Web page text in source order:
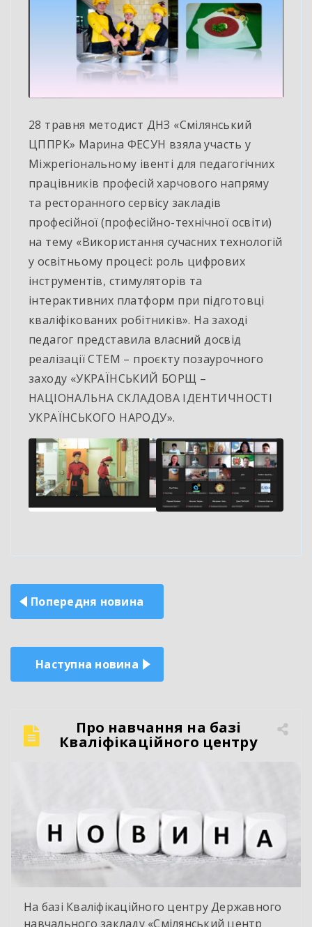
28 травня методист ДНЗ «Смілянський
ЦППРК» Марина ФЕСУН взяла участь у
Міжрегіональному івенті для педагогічних
працівників професій харчового напряму
та ресторанного сервісу закладів
професійної (професійно-технічної освіти)
на тему «Використання сучасних технологій
у освітньому процесі: роль цифрових
інструментів, стимуляторів та
інтерактивних платформ при підготовці
кваліфікованих робітників». На заході
педагог представила власний досвід
реалізації СТЕМ – проєкту позаурочного
заходу «УКРАЇНСЬКИЙ БОРЩ –
НАЦІОНАЛЬНА СКЛАДОВА ІДЕНТИЧНОСТІ
УКРАЇНСЬКОГО НАРОДУ».
Навігація
записів
Попередня новина
Наступна новина
Про навчання на базі
Кваліфікаційного центру
На базі Кваліфікаційного центру Державного
навчального закладу «Смілянський центр